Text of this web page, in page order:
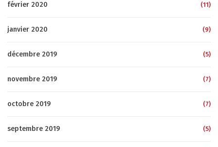
février 2020 (11)
janvier 2020 (9)
décembre 2019 (5)
novembre 2019 (7)
octobre 2019 (7)
septembre 2019 (5)